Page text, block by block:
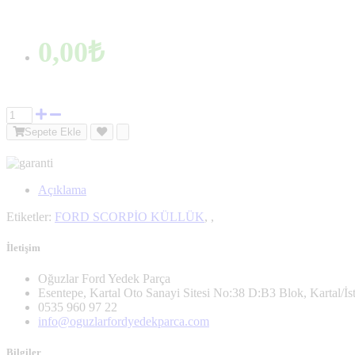
0,00₺
Sepete Ekle
Açıklama
Etiketler: FORD SCORPİO KÜLLÜK, ,
İletişim
Oğuzlar Ford Yedek Parça
Esentepe, Kartal Oto Sanayi Sitesi No:38 D:B3 Blok, Kartal/
0535 960 97 22
info@oguzlarfordyedekparca.com
Bilgiler